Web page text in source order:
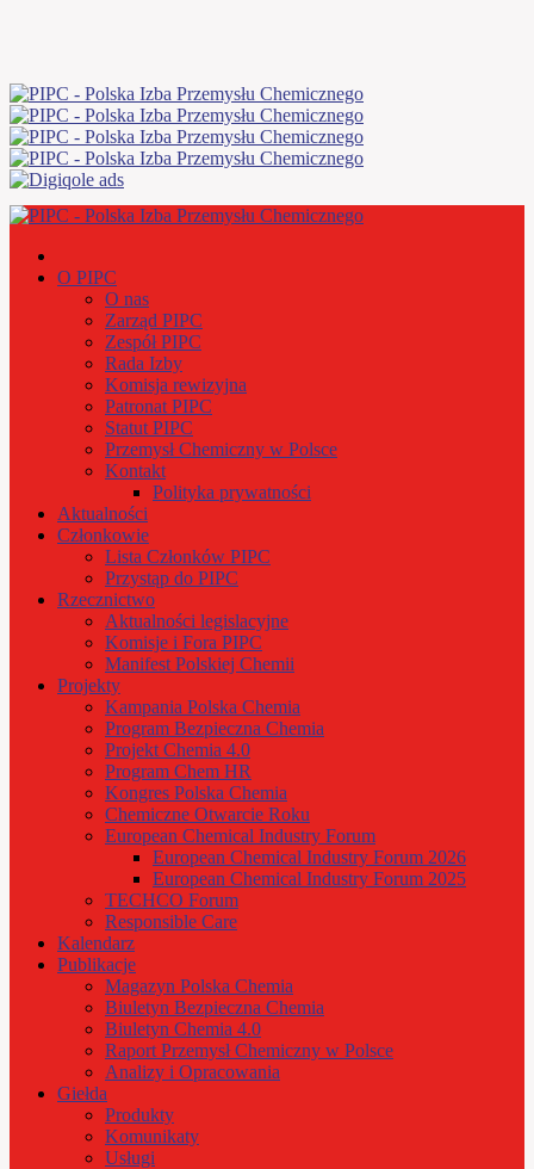
O PIPC
O nas
Zarząd PIPC
Zespół PIPC
Rada Izby
Komisja rewizyjna
Patronat PIPC
Statut PIPC
Przemysł Chemiczny w Polsce
Kontakt
Polityka prywatności
Aktualności
Członkowie
Lista Członków PIPC
Przystąp do PIPC
Rzecznictwo
Aktualności legislacyjne
Komisje i Fora PIPC
Manifest Polskiej Chemii
Projekty
Kampania Polska Chemia
Program Bezpieczna Chemia
Projekt Chemia 4.0
Program Chem HR
Kongres Polska Chemia
Chemiczne Otwarcie Roku
European Chemical Industry Forum
European Chemical Industry Forum 2026
European Chemical Industry Forum 2025
TECHCO Forum
Responsible Care
Kalendarz
Publikacje
Magazyn Polska Chemia
Biuletyn Bezpieczna Chemia
Biuletyn Chemia 4.0
Raport Przemysł Chemiczny w Polsce
Analizy i Opracowania
Giełda
Produkty
Komunikaty
Usługi